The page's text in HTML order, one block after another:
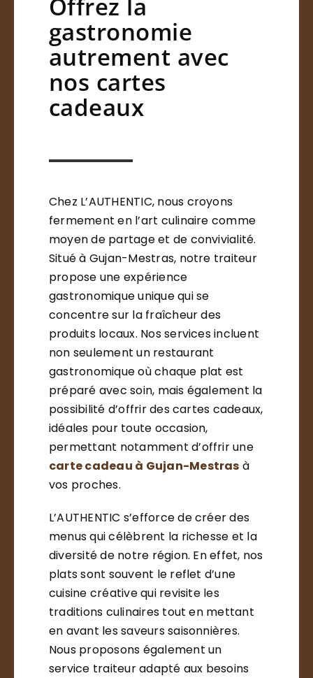
Offrez la
gastronomie
autrement avec
nos cartes
cadeaux
Chez L’AUTHENTIC, nous croyons
fermement en l’art culinaire comme
moyen de partage et de convivialité.
Situé à Gujan-Mestras, notre traiteur
propose une expérience
gastronomique unique qui se
concentre sur la fraîcheur des
produits locaux. Nos services incluent
non seulement un restaurant
gastronomique où chaque plat est
préparé avec soin, mais également la
possibilité d’offrir des cartes cadeaux,
idéales pour toute occasion,
permettant notamment d’offrir une
carte cadeau à Gujan-Mestras à
vos proches.
L’AUTHENTIC s’efforce de créer des
menus qui célèbrent la richesse et la
diversité de notre région. En effet, nos
plats sont souvent le reflet d’une
cuisine créative qui revisite les
traditions culinaires tout en mettant
en avant les saveurs saisonnières.
Nous proposons également un
service traiteur adapté aux besoins